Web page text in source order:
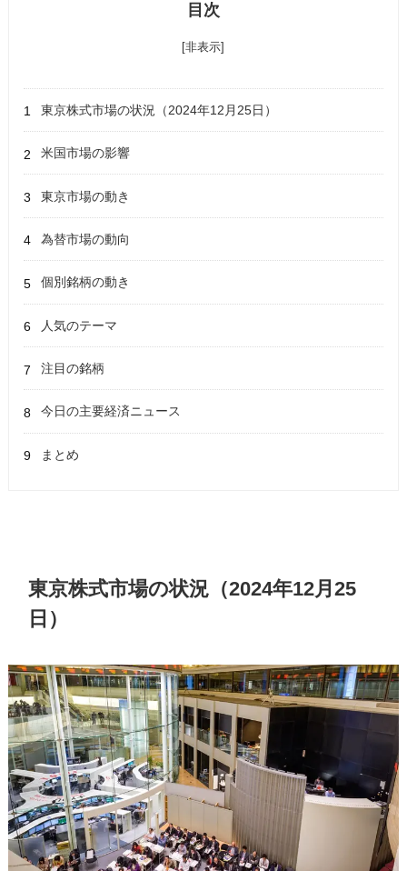
目次
[非表示]
東京株式市場の状況（2024年12月25日）
米国市場の影響
東京市場の動き
為替市場の動向
個別銘柄の動き
人気のテーマ
注目の銘柄
今日の主要経済ニュース
まとめ
東京株式市場の状況（2024年12月25
日）